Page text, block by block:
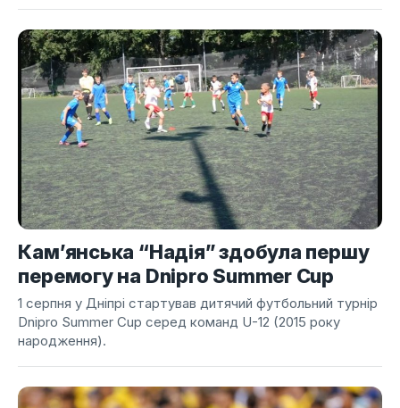
Кам’янська “Надія” здобула першу
перемогу на Dnipro Summer Cup
1 серпня у Дніпрі стартував дитячий футбольний турнір
Dnipro Summer Cup серед команд U-12 (2015 року
народження).